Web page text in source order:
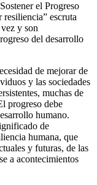
el Progreso
escruta
y son
del desarrollo
de mejorar de
y las sociedades
muchas de
progreso debe
humano.
de
humana, que
y futuras, de las
a acontecimientos